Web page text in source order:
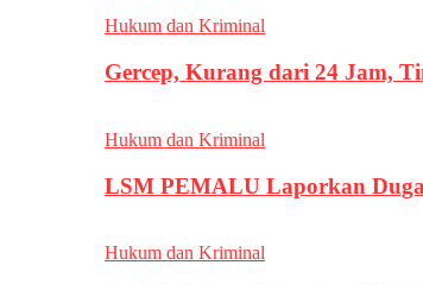
Hukum dan Kriminal
Gercep, Kurang dari 24 Jam,
Hukum dan Kriminal
LSM PEMALU Laporkan
Hukum dan Kriminal